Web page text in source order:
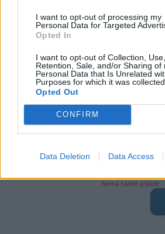
I want to opt-out of processing my
Personal Data for Targeted
Opted In
I want to opt-out of Collection, Use,
Retention, Sale, and/or Sharing of
Personal Data that Is Unrelated
Purposes for which it was collected.
Opted Out
CONFIRM
Data Deletion Data Access
Naposledy aktivní:
Prochatováno
Profil zobrazen: 45x
Líbí se:0
Oblibené místnosti:
Sledované diskuze
Nemá žádné přátelé.